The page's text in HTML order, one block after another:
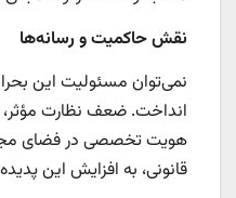
نقش حاکمیت و رسانه‌ها
نمی‌توان مسئولیت این
انداخت. ضعف نظارت مؤثر،
هویت تخصصی در فضای
قانونی، به افزایش این